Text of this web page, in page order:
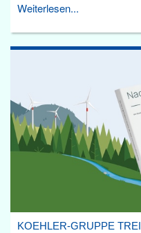
Weiterlesen...
KOEHLER-GRUPPE